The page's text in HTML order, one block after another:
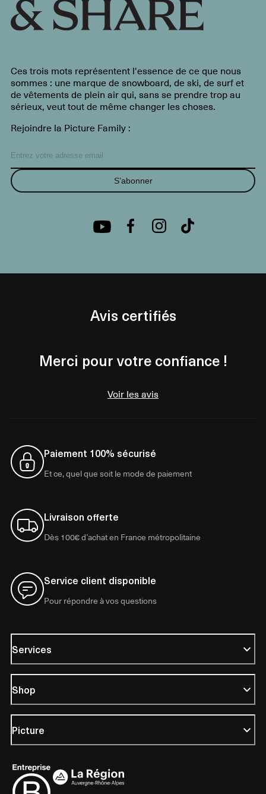
Ces trois mots représentent l'essence de ce que nous
sommes : une marque de snowboard, de ski, de surf et
de vêtements de plein air qui, sans se prendre trop au
sérieux, veut tout de même changer les choses.
Rejoindre la Picture Family :
S’abonner
Avis certifiés
Merci pour votre confiance !
Voir les avis
Paiement 100% sécurisé
Et ce, quel que soit le mode de paiement
Livraison offerte
Dès 100€ d’achat en France métropolitaine
Service client disponible
Pour répondre à vos questions
Services
Shop
Picture